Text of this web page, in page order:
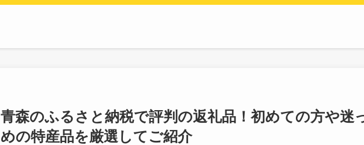
青森のふるさと納税で評判の返礼品！初めての方や迷
めの特産品を厳選してご紹介